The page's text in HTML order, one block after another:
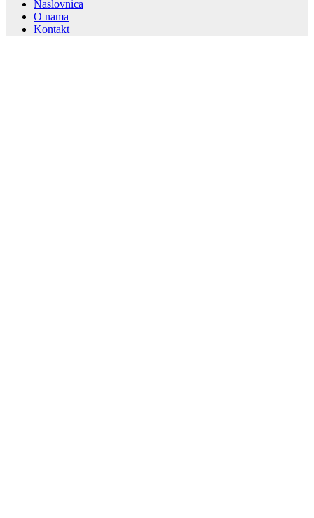
Naslovnica
O nama
Kontakt